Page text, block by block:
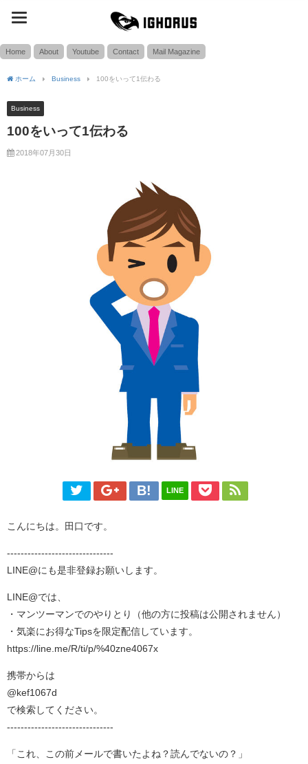
toggle
Home About Youtube Contact Mail Magazine
ホーム Business 100をいって1伝わる
Business
100をいって1伝わる
2018年07月30日
LINE
こんにちは。田口です。
-------------------------------
LINE@にも是非登録お願いします。
LINE@では、
・マンツーマンでのやりとり（他の方に投稿は公開されません）
・気楽にお得なTipsを限定配信しています。
https://line.me/R/ti/p/%40zne4067x
携帯からは
@kef1067d
で検索してください。
-------------------------------
「これ、この前メールで書いたよね？読んでないの？」